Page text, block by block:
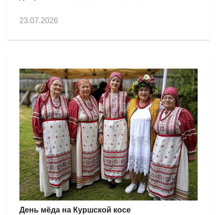
23.07.2026
День мёда на Куршской косе